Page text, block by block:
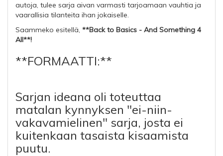
autoja, tulee sarja aivan varmasti tarjoamaan vauhtia ja
vaarallisia tilanteita ihan jokaiselle.
Saammeko esitellä, **Back to Basics - And Something 4
All**!
**FORMAATTI:**
Sarjan ideana oli toteuttaa
matalan kynnyksen "ei-niin-
vakavamielinen" sarja, josta ei
kuitenkaan tasaista kisaamista
puutu.